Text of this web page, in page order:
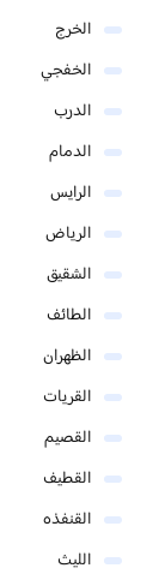
الخرج
الخفجي
الدرب
الدمام
الرايس
الرياض
الشقيق
الطائف
الظهران
القريات
القصيم
القطيف
القنفذه
الليث